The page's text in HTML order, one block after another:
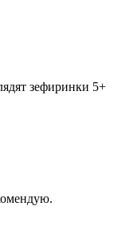
зефиринки 5+